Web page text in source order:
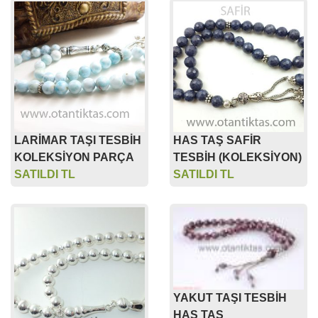
LARİMAR TAŞI TESBİH
KOLEKSİYON PARÇA
SATILDI TL
HAS TAŞ SAFİR
TESBİH (KOLEKSİYON)
SATILDI TL
YAKUT TAŞI TESBİH
HAS TAŞ